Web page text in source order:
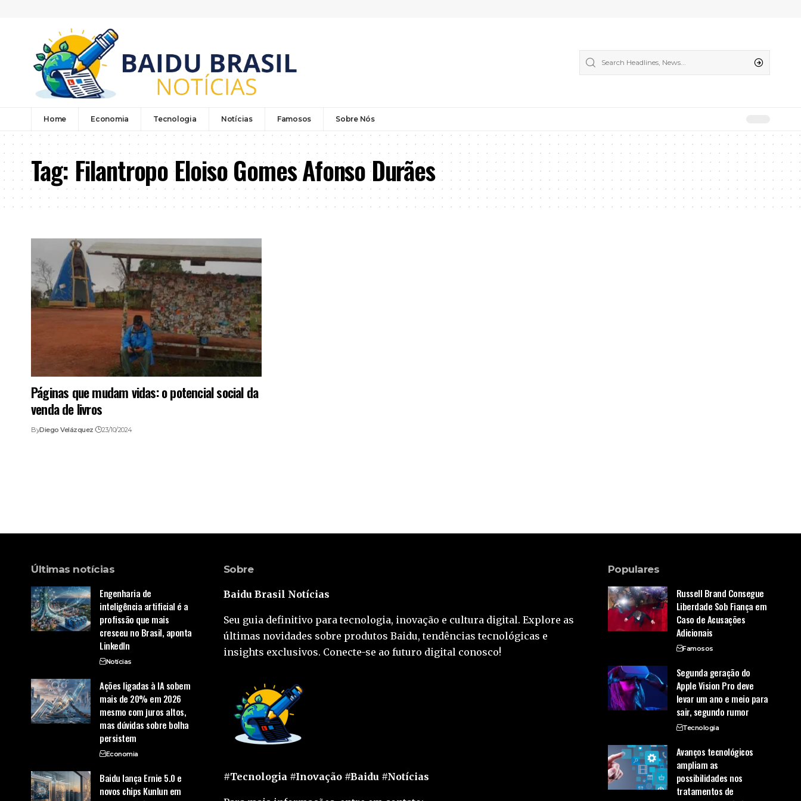
Home Economia Tecnologia Notícias Famosos Sobre Nós
Tag:Filantropo Eloiso Gomes Afonso Durães
Páginas que mudam vidas: o potencial social da
venda de livros
ByDiego Velázquez 23/10/2024
Últimas notícias
Engenharia de
inteligência artificial é a
profissão que mais
cresceu no Brasil, aponta
LinkedIn
Notícias
Ações ligadas à IA sobem
mais de 20% em 2026
mesmo com juros altos,
mas dúvidas sobre bolha
persistem
Economia
Baidu lança Ernie 5.0 e
novos chips Kunlun em
Sobre
Baidu Brasil Notícias
Seu guia definitivo para tecnologia, inovação e cultura digital. Explore as
últimas novidades sobre produtos Baidu, tendências tecnológicas e
insights exclusivos. Conecte-se ao futuro digital conosco!
#Tecnologia #Inovação #Baidu #Notícias
Populares
Russell Brand Consegue
Liberdade Sob Fiança em
Caso de Acusações
Adicionais
Famosos
Segunda geração do
Apple Vision Pro deve
levar um ano e meio para
sair, segundo rumor
Tecnologia
Avanços tecnológicos
ampliam as
possibilidades nos
tratamentos de